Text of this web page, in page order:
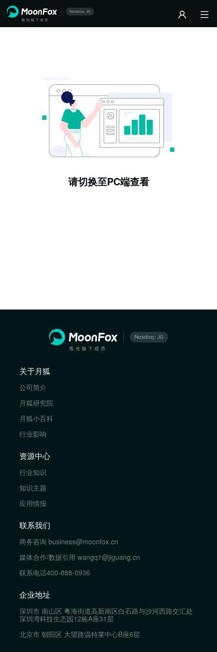
请切换至PC端查看
关于月狐
公司简介
月狐研究院
月狐小百科
行业影响
资源中心
行业知识
知识主题
应用情报
联系我们
商务咨询 business@moonfox.cn
媒体合作/数据引用 wangq1@jiguang.cn
联系电话400-888-0936
企业地址
深圳市 南山区 粤海街道高新南区白石路与沙河西路交汇处
深圳湾科技生态园12栋A座31层
北京市 朝阳区 大望路温特莱中心B座6层